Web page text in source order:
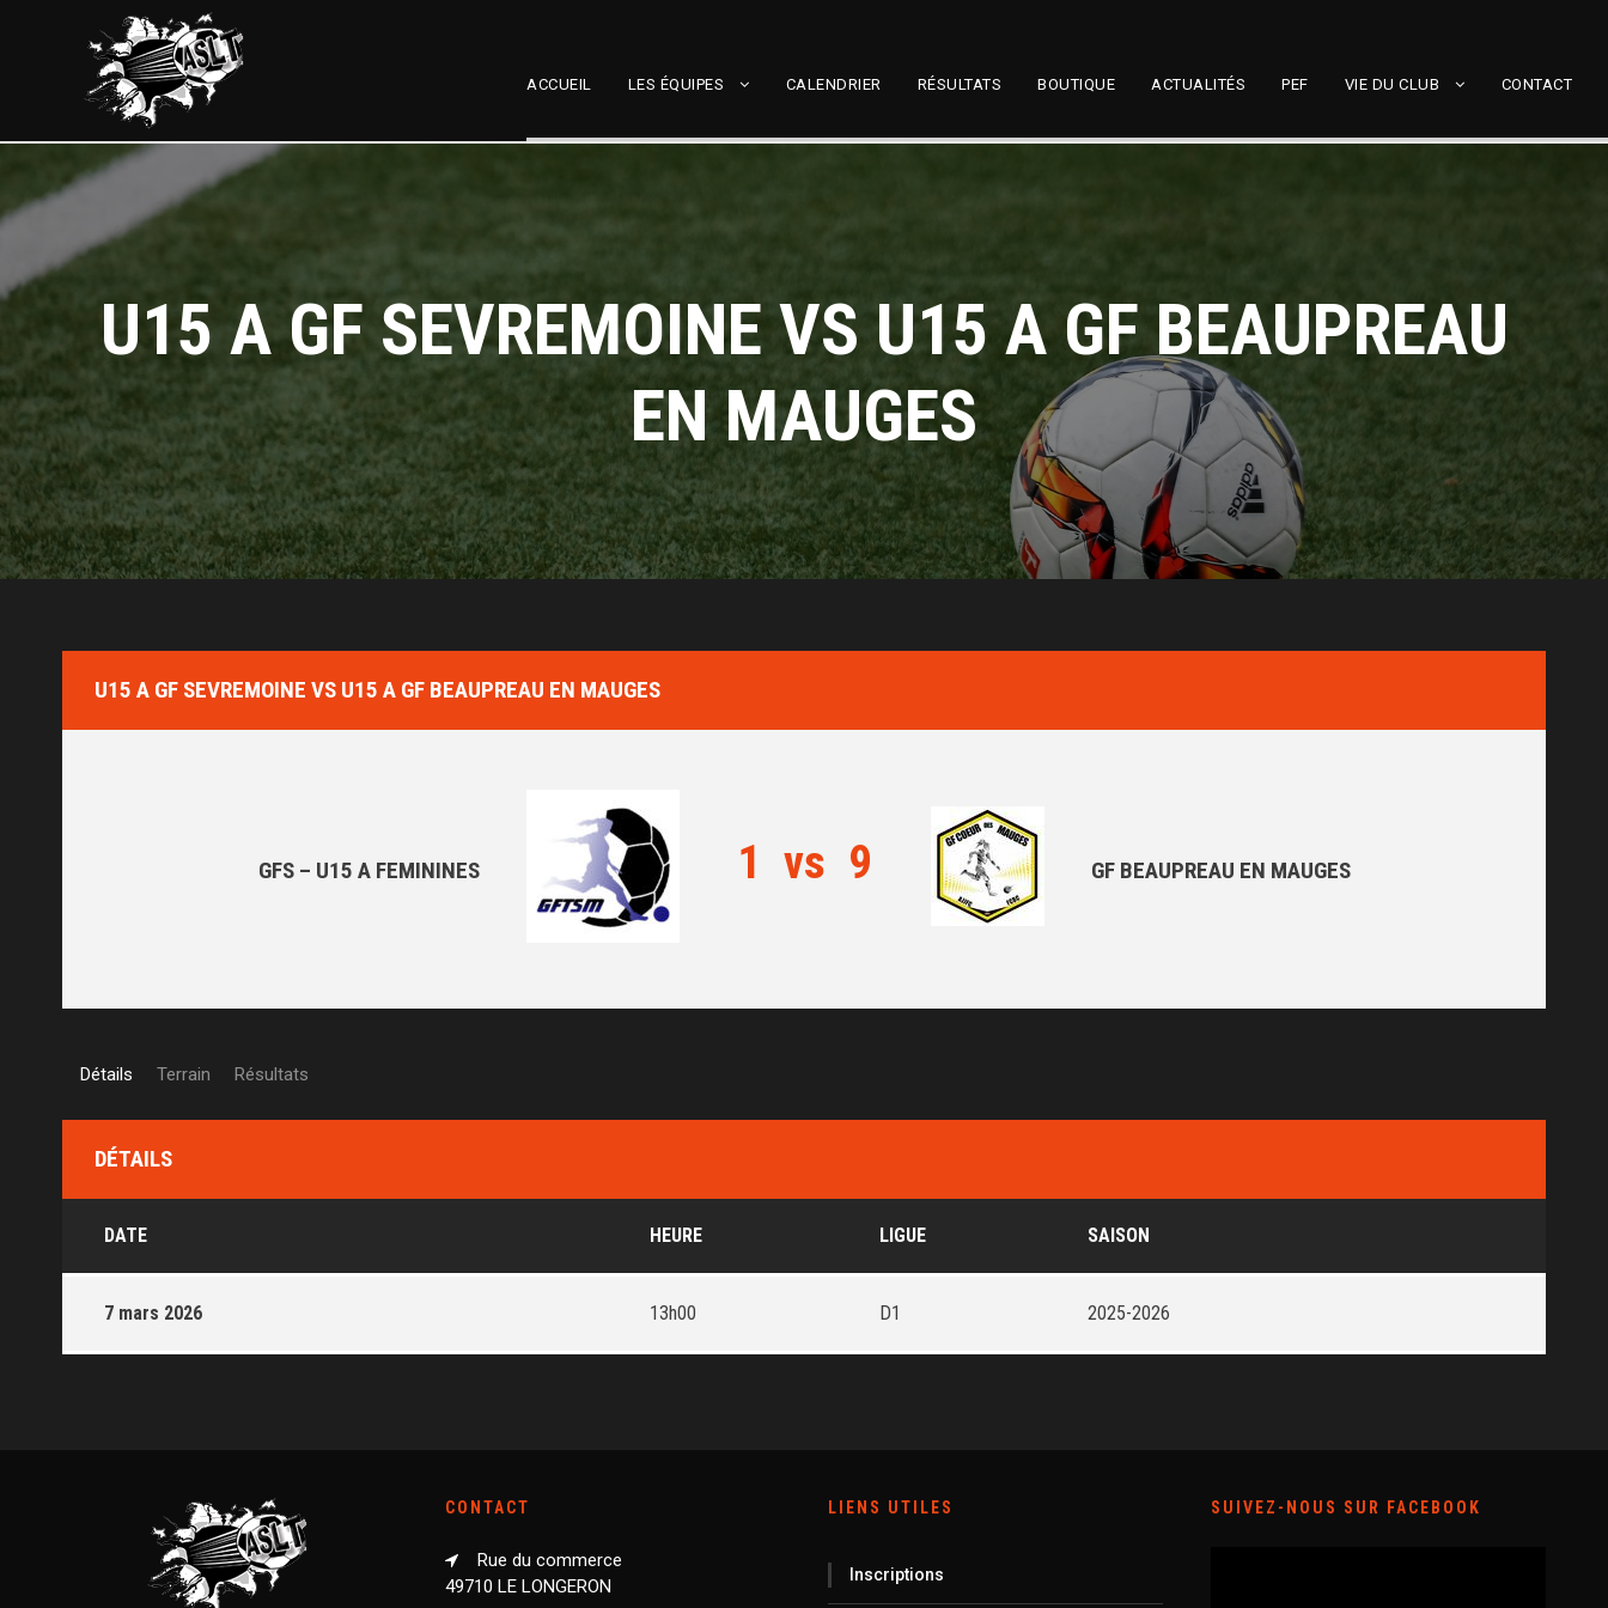
ACCUEIL LES ÉQUIPES CALENDRIER RÉSULTATS BOUTIQUE ACTUALITÉS PEF VIE DU CLUB CONTACT
U15 A GF SEVREMOINE VS U15 A GF BEAUPREAU
EN MAUGES
U15 A GF SEVREMOINE VS U15 A GF BEAUPREAU EN MAUGES
GFS – U15 A FEMININES 1 vs 9 GF BEAUPREAU EN MAUGES
Détails Terrain Résultats
DÉTAILS
DATE HEURE LIGUE SAISON
7 mars 2026 13h00 D1 2025-2026
CONTACT
Rue du commerce
49710 LE LONGERON
LIENS UTILES
Inscriptions
SUIVEZ-NOUS SUR FACEBOOK